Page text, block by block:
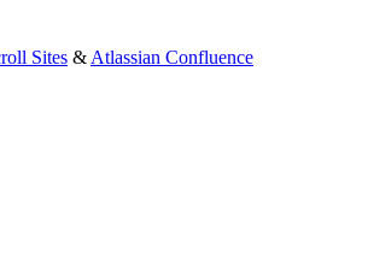
Sites & Atlassian Confluence